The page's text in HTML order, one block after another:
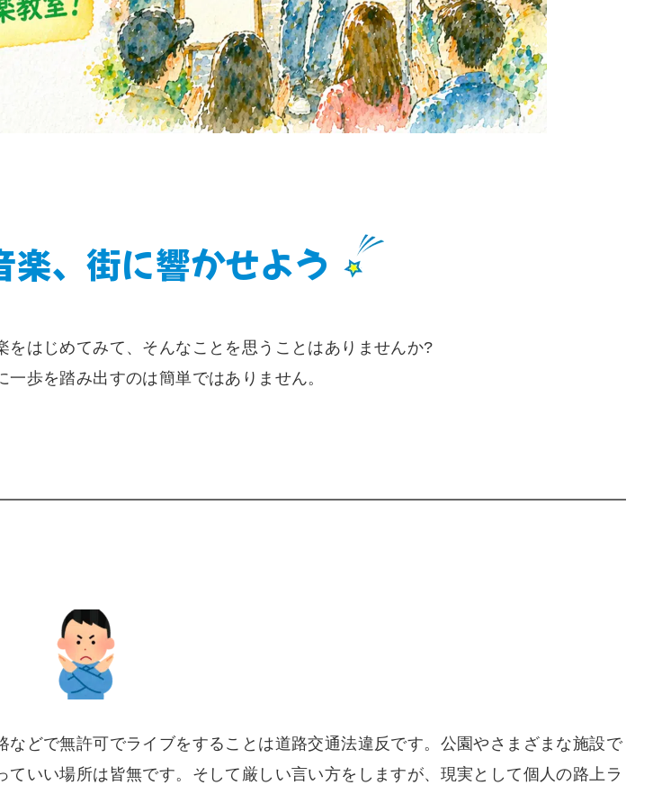
楽、街に響かせよう
をはじめてみて、そんなことを思うことはありませんか?
歩を踏み出すのは簡単ではありません。
どで無許可でライブをすることは道路交通法違反です。公園やさまざまな施設で
いい場所は皆無です。そして厳しい言い方をしますが、現実として個人の路上ラ